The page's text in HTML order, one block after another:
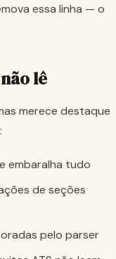
essa linha — o
lê
merece destaque
embaralha tudo
de seções
pelo parser